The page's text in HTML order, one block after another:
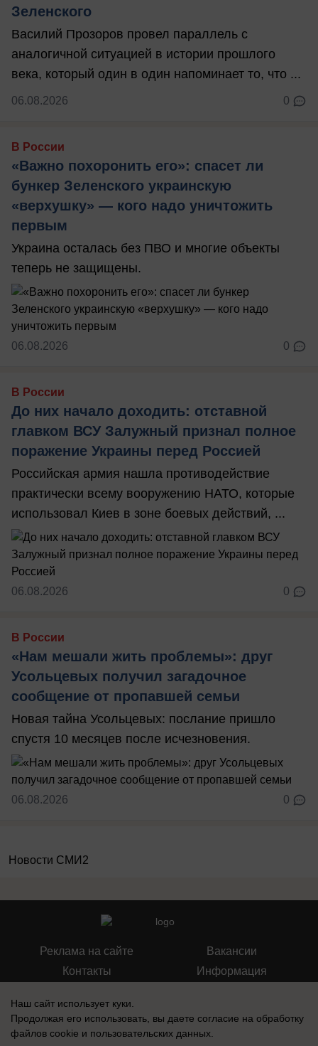
Зеленского
Василий Прозоров провел параллель с
аналогичной ситуацией в истории прошлого
века, который один в один напоминает то, что ...
06.08.2026 0
В России
«Важно похоронить его»: спасет ли
бункер Зеленского украинскую
«верхушку» — кого надо уничтожить
первым
Украина осталась без ПВО и многие объекты
теперь не защищены.
06.08.2026 0
В России
До них начало доходить: отставной
главком ВСУ Залужный признал полное
поражение Украины перед Россией
Российская армия нашла противодействие
практически всему вооружению НАТО, которые
использовал Киев в зоне боевых действий, ...
06.08.2026 0
В России
«Нам мешали жить проблемы»: друг
Усольцевых получил загадочное
сообщение от пропавшей семьи
Новая тайна Усольцевых: послание пришло
спустя 10 месяцев после исчезновения.
06.08.2026 0
Новости СМИ2
Реклама на сайте
Контакты
Вакансии
Информация
Наш сайт использует куки.
Продолжая его использовать, вы даете согласие на обработку
файлов cookie и пользовательских данных.